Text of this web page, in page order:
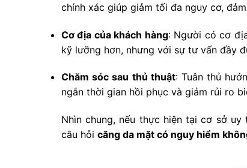
chính xác giúp giảm tối đa nguy cơ,
Cơ địa của khách hàng: Người có cơ
kỹ lưỡng hơn, nhưng với sự tư vấn đầy
Chăm sóc sau thủ thuật: Tuân thủ
ngắn thời gian hồi phục và giảm rủi ro
Nhìn chung, nếu thực hiện tại cơ sở
câu hỏi căng da mặt có nguy hiểm